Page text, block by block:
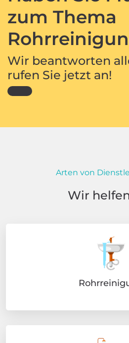
zum Thema
Wir beantworten
rufen Sie jetzt an!
Arten von
Wir